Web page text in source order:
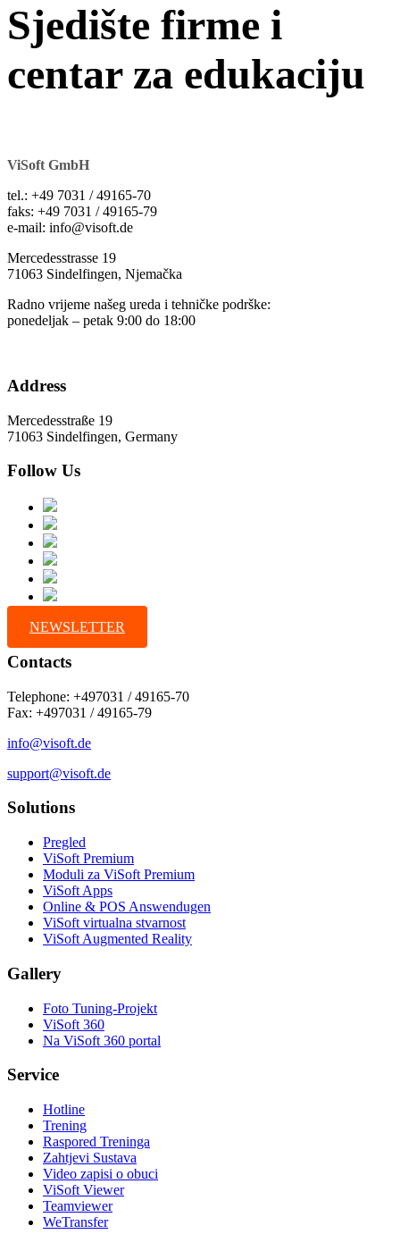
Sjedište firme i
centar za edukaciju
ViSoft GmbH
tel.: +49 7031 / 49165-70
faks: +49 7031 / 49165-79
е-mail: info@visoft.de
Mercedesstrasse 19
71063 Sindelfingen, Njemačka
Radno vrijeme našeg ureda i tehničke podrške:
ponedeljak – petak 9:00 do 18:00
Address
Mercedesstraße 19
71063 Sindelfingen, Germany
Follow Us
NEWSLETTER
Contacts
Telephone: +497031 / 49165-70
Fax: +497031 / 49165-79
info@visoft.de
support@visoft.de
Solutions
Pregled
ViSoft Premium
Moduli za ViSoft Premium
ViSoft Apps
Online & POS Answendugen
ViSoft virtualna stvarnost
ViSoft Augmented Reality
Gallery
Foto Tuning-Projekt
ViSoft 360
Na ViSoft 360 portal
Service
Hotline
Trening
Raspored Treninga
Zahtjevi Sustava
Video zapisi o obuci
ViSoft Viewer
Teamviewer
WeTransfer